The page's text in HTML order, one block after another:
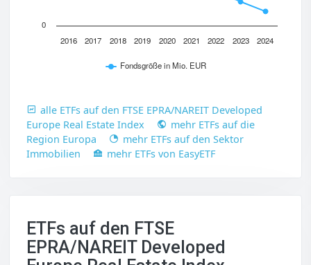
Fondsgröße in Mio. EUR
2016 2017 2018 2019 2020 2021 2022 2023 2024
0
alle ETFs auf den FTSE EPRA/NAREIT Developed
Europe Real Estate Index
mehr ETFs auf die
Region Europa
mehr ETFs auf den Sektor
Immobilien
mehr ETFs von EasyETF
ETFs auf den FTSE
EPRA/NAREIT Developed